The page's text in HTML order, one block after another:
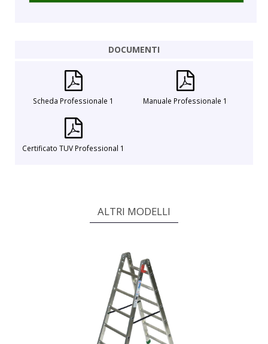
DOCUMENTI
Scheda Professionale 1 Manuale Professionale 1
Certificato TUV Professional 1
ALTRI MODELLI